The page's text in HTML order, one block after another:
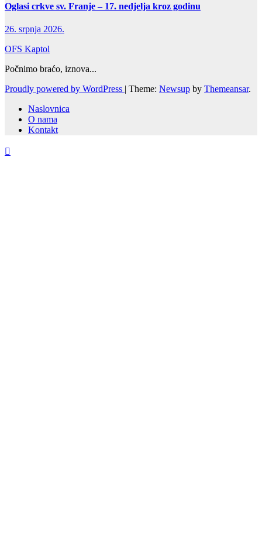
Oglasi crkve sv. Franje – 17. nedjelja kroz godinu
26. srpnja 2026.
OFS Kaptol
Počnimo braćo, iznova...
Proudly powered by WordPress | Theme: Newsup by Themeansar.
Naslovnica
O nama
Kontakt